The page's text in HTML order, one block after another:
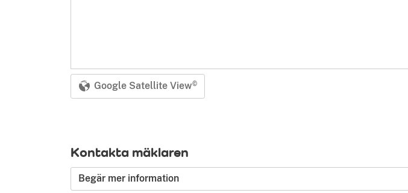
Google Satellite View©
Kontakta mäklaren
Typ av förfrågan
Begär mer information